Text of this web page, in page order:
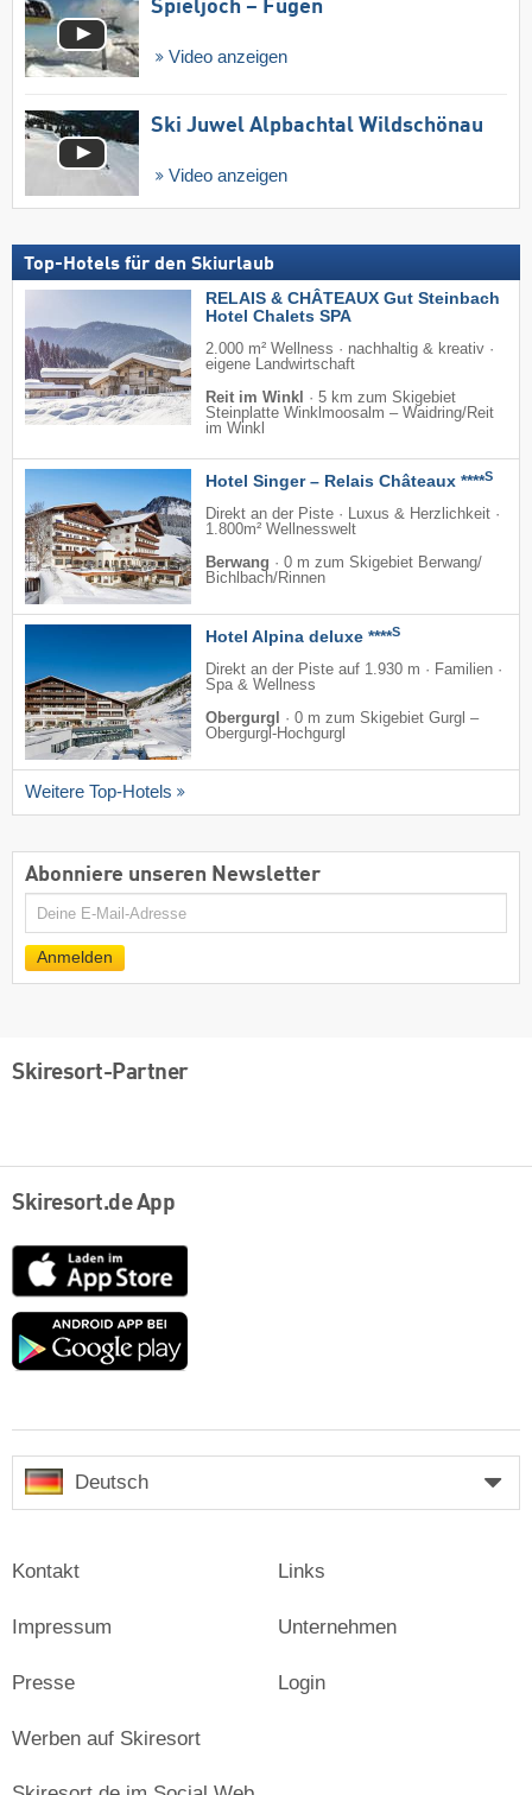
Spieljoch – Fügen
Video anzeigen
Ski Juwel Alpbachtal Wildschönau
Video anzeigen
Top-Hotels für den Skiurlaub
RELAIS & CHÂTEAUX Gut Steinbach
Hotel Chalets SPA
2.000 m² Wellness · nachhaltig & kreativ ·
eigene Landwirtschaft
Reit im Winkl
· 5 km zum Skigebiet
Steinplatte Winklmoosalm – Waidring/​Reit
im Winkl
Hotel Singer – Relais Châteaux ****S
Direkt an der Piste · Luxus & Herzlichkeit ·
1.800m² Wellnesswelt
Berwang · 0 m zum Skigebiet Berwang/​
Bichlbach/​Rinnen
Hotel Alpina deluxe ****S
Direkt an der Piste auf 1.930 m · Familien ·
Spa & Wellness
Obergurgl
· 0 m zum Skigebiet Gurgl –
Obergurgl-Hochgurgl
Weitere Top-Hotels
Abonniere unseren Newsletter
E-
Anmelden
Skiresort-Partner
Skiresort.de App
App
Store
Google
Deutsch
Kontakt
Impressum
Presse
Links
Unternehmen
Login
Werben auf Skiresort